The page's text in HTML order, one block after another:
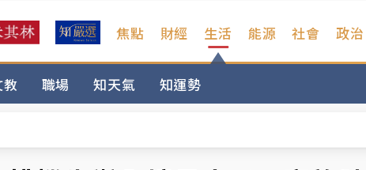
焦點 財經 生活
教 職場 知天氣 知運勢
能源 社會 政治
抽獎程序複雜 觀旅局回應了
向法院聲請遭駁 理由曝光
開賣一度塞車 周六起展出延長至晚上7時